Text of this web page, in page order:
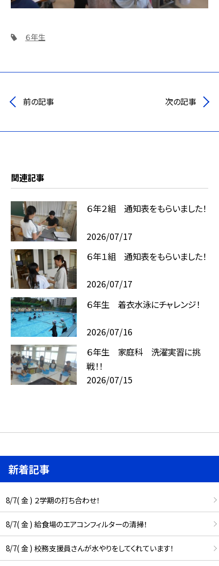
６年生
前の記事 次の記事
関連記事
６年２組 通知表をもらいました！
2026/07/17
６年１組 通知表をもらいました！
2026/07/17
６年生 着衣水泳にチャレンジ！
2026/07/16
６年生 家庭科 洗濯実習に挑
戦！！
2026/07/15
新着記事
8/7( 金 ) ２学期の打ち合わせ！
8/7( 金 ) 給食場のエアコンフィルターの清掃！
8/7( 金 ) 校務支援員さんが水やりをしてくれています！